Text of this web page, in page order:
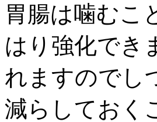
胃腸は噛むこ
はり強化でき
れますのでし
減らしておく